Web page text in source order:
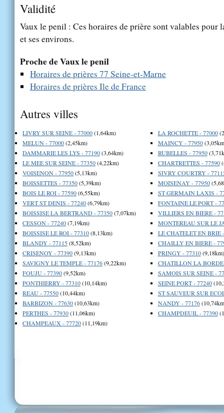
Validité
Vaux le penil : Ces horaires de prière sont valables pour
et ses environs.
Proche de Vaux le penil
Horaires de prières 77 Seine-et-Marne
Horaires de prières Ile de France
Autres villes
LIVRY SUR SEINE - 77000(1,64km)
MELUN - 77000(2,45km)
DAMMARIE LES LYS - 77190(3,64km)
LE MEE SUR SEINE - 77350(4,22km)
VOISENON - 77950(5,13km)
BOISSETTES - 77350(5,39km)
BOIS LE ROI - 77590(6,55km)
VERT ST DENIS - 77240(6,79km)
BOISSISE LA BERTRAND - 77350(7,07km)
CESSON - 77240(7,19km)
BOISSISE LE ROI - 77310(8,13km)
BLANDY - 77115(8,52km)
CRISENOY - 77390(9,13km)
SAVIGNY LE TEMPLE - 77176(9,22km)
FOUJU - 77390(9,52km)
PONTHIERRY - 77310(10,14km)
REAU - 77550(10,44km)
BARBIZON - 77630(10,63km)
PERTHES - 77930(11,06km)
CHAMPEAUX - 77720(11,19km)
LA ROCHETTE - 77000
MAINCY - 77950
RUBELLES - 77950
CHARTRETTES - 77590
SIVRY COURTRY -
MOISENAY - 77950
ST GERMAIN LAXIS -
FONTAINE LE PORT -
VILLIERS EN BIERE -
MONTEREAU SUR LE
LE CHATELET EN BRIE
CHAILLY EN BIERE -
PRINGY - 77310(9,18km)
CHATILLON LA BORDE
SAMOIS SUR SEINE -
SEINE PORT - 77240
ST SAUVEUR SUR
NANDY - 77176
CHAMPDEUIL - 77390